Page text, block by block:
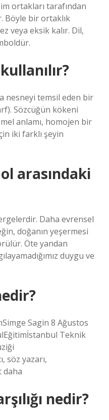
ortakları tarafından
Böyle bir ortaklık
veya eksik kalır. Dil,
nesneyi temsil eden bir
Sözcüğün kökeni
anlamı, homojen bir
iki farklı şeyin
arasındaki
Daha evrensel
doğanın yeşermesi
Öte yandan
duygu ve
Sagin 8 Ağustos
Teknik
söz yazarı,
daha
nedir?